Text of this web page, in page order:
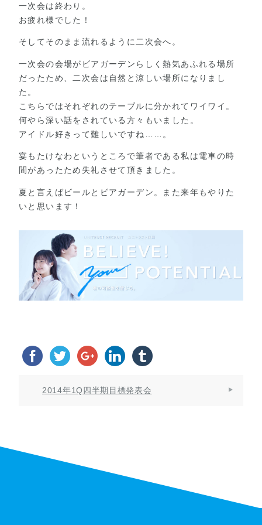
一次会は終わり。
お疲れ様でした！
そしてそのまま流れるように二次会へ。
一次会の会場がビアガーデンらしく熱気あふれる場所
だったため、二次会は自然と涼しい場所になりまし
た。
こちらではそれぞれのテーブルに分かれてワイワイ。
何やら深い話をされている方々もいました。
アイドル好きって難しいですね……。
宴もたけなわというところで筆者である私は電車の時
間があったため失礼させて頂きました。
夏と言えばビールとビアガーデン。また来年もやりた
いと思います！
2014年1Q四半期目標発表会